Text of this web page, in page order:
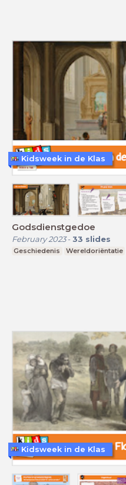
Godsdienstgedoe
February 2023- 33 slides
Geschiedenis Wereldoriëntatie
Kidsweek in de Klas
Kidsweek in de Klas